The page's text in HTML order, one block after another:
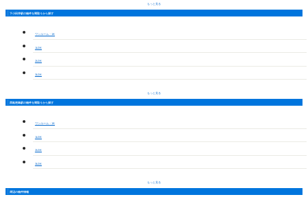
もっと見る
下小田井駅の物件を間取りから探す
ワンルーム・1K
1LDK
2LDK
3LDK
もっと見る
西枇杷島駅の物件を間取りから探す
ワンルーム・1K
1LDK
2LDK
3LDK
もっと見る
周辺の物件情報